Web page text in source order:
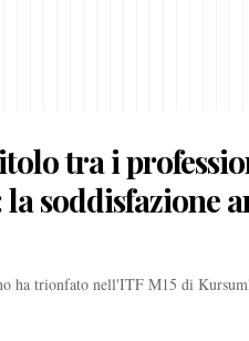
tra i
soddisfazione
ha trionfato nell'ITF M15 di